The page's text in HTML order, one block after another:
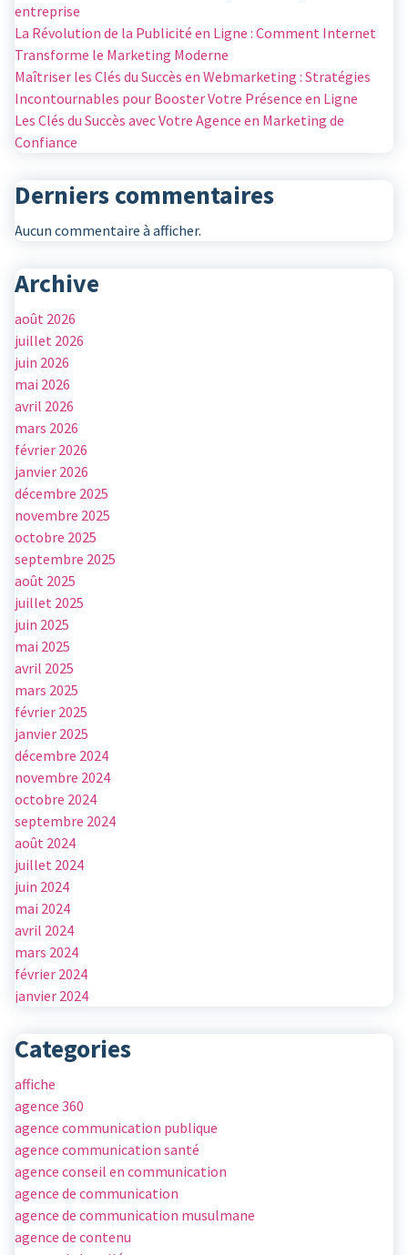
entreprise
La Révolution de la Publicité en Ligne : Comment Internet
Transforme le Marketing Moderne
Maîtriser les Clés du Succès en Webmarketing : Stratégies
Incontournables pour Booster Votre Présence en Ligne
Les Clés du Succès avec Votre Agence en Marketing de
Confiance
Derniers commentaires
Aucun commentaire à afficher.
Archive
août 2026
juillet 2026
juin 2026
mai 2026
avril 2026
mars 2026
février 2026
janvier 2026
décembre 2025
novembre 2025
octobre 2025
septembre 2025
août 2025
juillet 2025
juin 2025
mai 2025
avril 2025
mars 2025
février 2025
janvier 2025
décembre 2024
novembre 2024
octobre 2024
septembre 2024
août 2024
juillet 2024
juin 2024
mai 2024
avril 2024
mars 2024
février 2024
janvier 2024
Categories
affiche
agence 360
agence communication publique
agence communication santé
agence conseil en communication
agence de communication
agence de communication musulmane
agence de contenu